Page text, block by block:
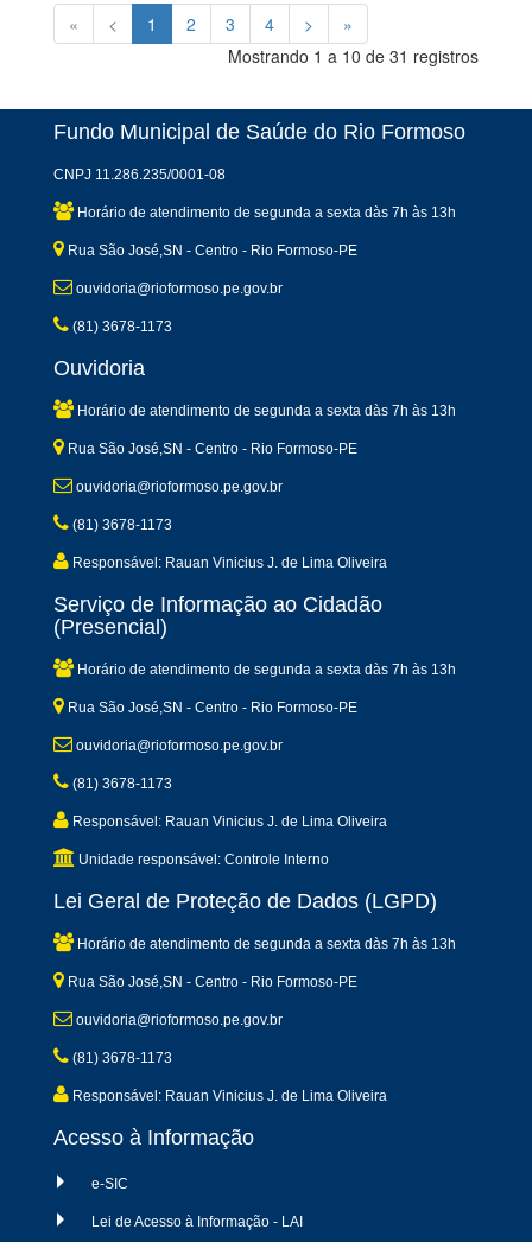
« < 1 2 3 4 >
»
Mostrando 1 a 10 de 31 registros
Fundo Municipal de Saúde do Rio Formoso
CNPJ 11.286.235/0001-08
Horário de atendimento de segunda a sexta dàs 7h às 13h
Rua São José,SN - Centro - Rio Formoso-PE
ouvidoria@rioformoso.pe.gov.br
(81) 3678-1173
Ouvidoria
Horário de atendimento de segunda a sexta dàs 7h às 13h
Rua São José,SN - Centro - Rio Formoso-PE
ouvidoria@rioformoso.pe.gov.br
(81) 3678-1173
Responsável: Rauan Vinicius J. de Lima Oliveira
Serviço de Informação ao Cidadão
(Presencial)
Horário de atendimento de segunda a sexta dàs 7h às 13h
Rua São José,SN - Centro - Rio Formoso-PE
ouvidoria@rioformoso.pe.gov.br
(81) 3678-1173
Responsável: Rauan Vinicius J. de Lima Oliveira
Unidade responsável: Controle Interno
Lei Geral de Proteção de Dados (LGPD)
Horário de atendimento de segunda a sexta dàs 7h às 13h
Rua São José,SN - Centro - Rio Formoso-PE
ouvidoria@rioformoso.pe.gov.br
(81) 3678-1173
Responsável: Rauan Vinicius J. de Lima Oliveira
Acesso à Informação
e-SIC
Lei de Acesso à Informação - LAI